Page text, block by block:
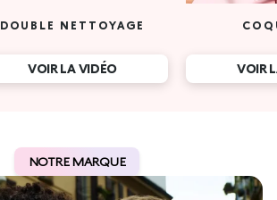
DOUBLE NETTOYAGE
VOIR LA VIDÉO VOIR
NOTRE MARQUE